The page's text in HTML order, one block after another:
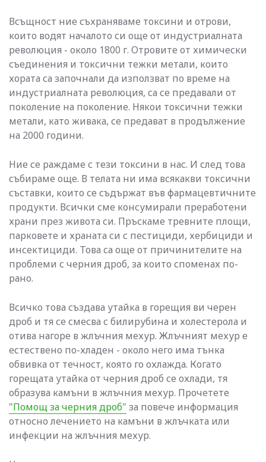
Всъщност ние съхраняваме токсини и отрови,
които водят началото си още от индустриалната
революция - около 1800 г. Отровите от химически
съединения и токсични тежки метали, които
хората са започнали да използват по време на
индустриалната революция, са се предавали от
поколение на поколение. Някои токсични тежки
метали, като живака, се предават в продължение
на 2000 години.
Ние се раждаме с тези токсини в нас. И след това
събираме още. В телата ни има всякакви токсични
съставки, които се съдържат във фармацевтичните
продукти. Всички сме консумирали преработени
храни през живота си. Пръскаме тревните площи,
парковете и храната си с пестициди, хербициди и
инсектициди. Това са още от причинителите на
проблеми с черния дроб, за които споменах по-
рано.
Всичко това създава утайка в горещия ви черен
дроб и тя се смесва с билирубина и холестерола и
отива нагоре в жлъчния мехур. Жлъчният мехур е
естествено по-хладен - около него има тънка
обвивка от течност, която го охлажда. Когато
горещата утайка от черния дроб се охлади, тя
образува камъни в жлъчния мехур. Прочетете
"Помощ за черния дроб" за повече информация
относно лечението на камъни в жлъчката или
инфекции на жлъчния мехур.